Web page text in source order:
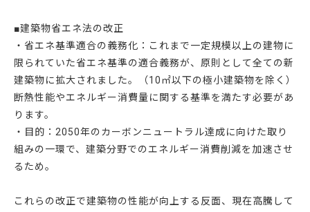
■建築物省エネ法の改正
・省エネ基準適合の義務化：これまで一定規模以上の建物に
限られていた省エネ基準の適合義務が、原則として全ての新
建築物に拡大されました。（10㎡以下の極小建築物を除く）
断熱性能やエネルギー消費量に関する基準を満たす必要があ
ります。
・目的：2050年のカーボンニュートラル達成に向けた取り
組みの一環で、建築分野でのエネルギー消費削減を加速させ
るため。
これらの改正で建築物の性能が向上する反面、現在高騰して